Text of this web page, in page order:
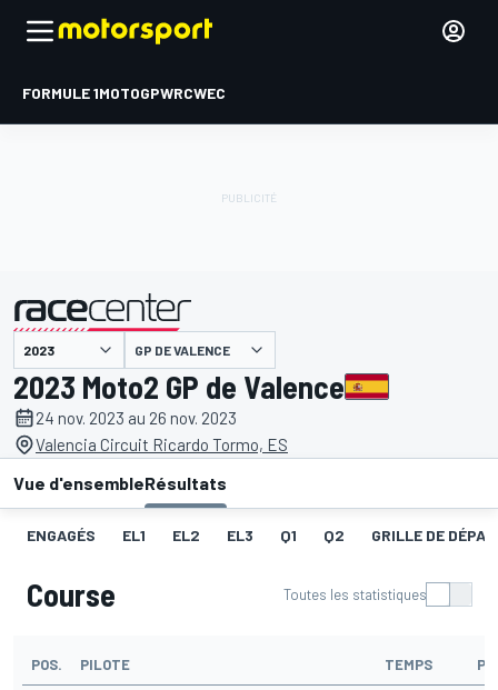
FORMULE 1MOTOGPWRCWEC
présenté par GP DE VALENCE
2023 Moto2 GP de Valence
24 nov. 2023 au 26 nov. 2023
Valencia Circuit Ricardo Tormo, ES
Vue d'ensembleRésultats
ENGAGÉS EL1 EL2 EL3 Q1 Q2 GRILLE DE
Course Toutes les statistiques
POS. PILOTE TEMPS